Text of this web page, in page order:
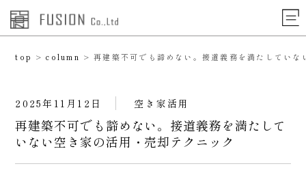
top > column > 再建築不可でも諦めない。接道義務を満たしてい
2025年11月12日 空き家活用
再建築不可でも諦めない。接道義務を満たして
いない空き家の活用・売却テクニック